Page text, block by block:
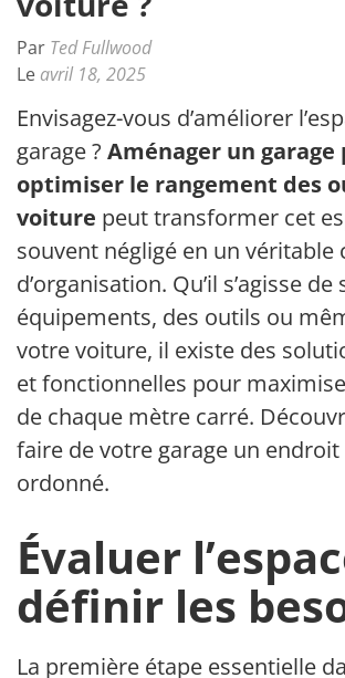
Par Ted Fullwood
Le avril 18, 2025
Envisagez-vous d’améliorer
garage ? Aménager un garage
optimiser le rangement des
voiture peut transformer cet
souvent négligé en un véritable
d’organisation. Qu’il s’agisse
équipements, des outils ou
votre voiture, il existe des
et fonctionnelles pour
de chaque mètre carré.
faire de votre garage un
ordonné.
Évaluer
définir les
La première étape essentielle